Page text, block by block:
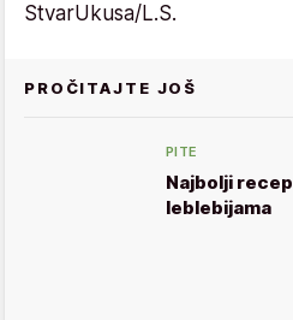
StvarUkusa/L.S.
PROČITAJTE JOŠ
PITE
Najbolji
leblebijama